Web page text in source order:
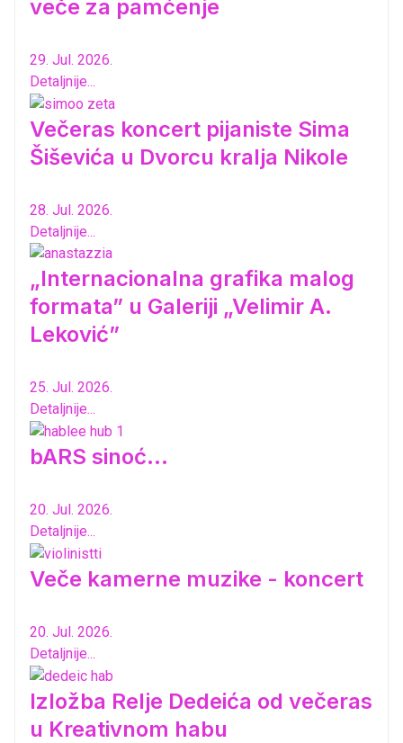
veče za pamćenje
29. Jul. 2026.
Detaljnije...
Večeras koncert pijaniste Sima
Šiševića u Dvorcu kralja Nikole
28. Jul. 2026.
Detaljnije...
„Internacionalna grafika malog
formata” u Galeriji „Velimir A.
Leković”
25. Jul. 2026.
Detaljnije...
bARS sinoć...
20. Jul. 2026.
Detaljnije...
Veče kamerne muzike - koncert
20. Jul. 2026.
Detaljnije...
Izložba Relje Dedeića od večeras
u Kreativnom habu